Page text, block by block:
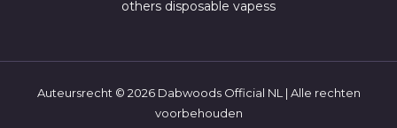
others disposable vapess
Auteursrecht © 2026 Dabwoods Official NL | Alle rechten
voorbehouden